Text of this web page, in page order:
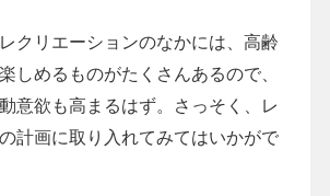
クリエーションのなかには、高齢
しめるものがたくさんあるので、
意欲も高まるはず。さっそく、レ
計画に取り入れてみてはいかがで